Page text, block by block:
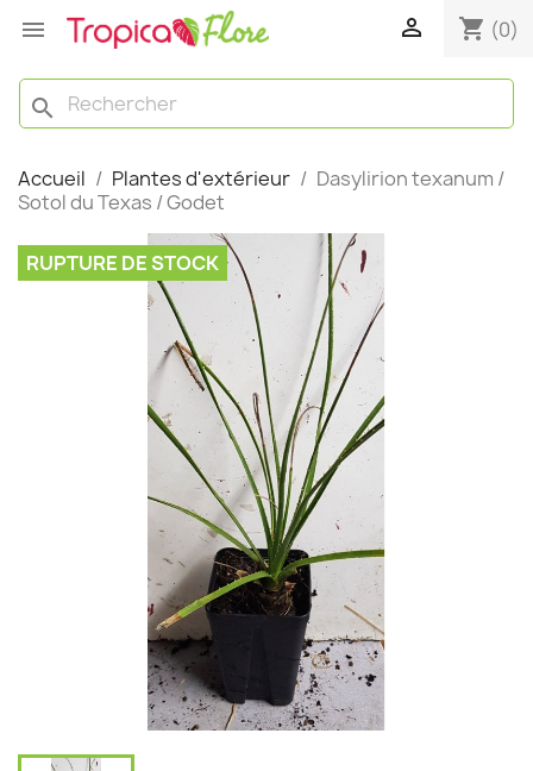
  shopping_cart (0)
search
Accueil Plantes d'extérieur
Dasylirion texanum /
Sotol du Texas / Godet
RUPTURE DE STOCK